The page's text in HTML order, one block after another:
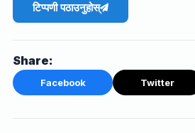
टिप्पणी पठाउनुहोस्
Share:
Facebook Twitter